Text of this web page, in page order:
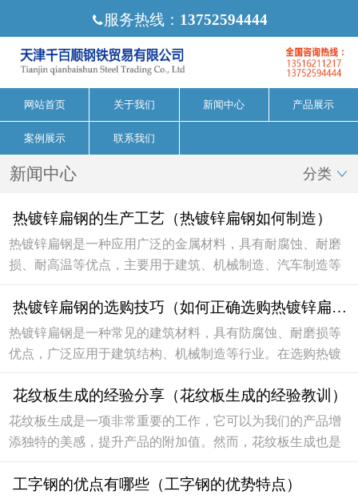
服务热线： 13752594444
网站首页 关于我们 新闻中心 产品展示
案例展示 联系我们
新闻中心 分类 
热镀锌扁钢的生产工艺（热镀锌扁钢如何制造）
热镀锌扁钢是一种应用广泛的金属材料，具有耐腐蚀、耐磨
损、耐高温等优点，主要用于建筑、机械制造、汽车制造等
介绍一下热镀锌扁钢的生产工艺。1. 原料准备生产...
热镀锌扁钢的选购技巧（如何正确选购热镀锌扁钢）
热镀锌扁钢是一种常见的建筑材料，具有防腐蚀、耐磨损等
优点，广泛应用于建筑结构、机械制造等行业。在选购热镀
质产品。1. 规格尺寸首先要根据实际需求选择适合...
花纹板生成的经验分享（花纹板生成的经验教训）
花纹板生成是一项非常重要的工作，它可以为我们的产品增
添独特的美感，提升产品的附加值。然而，花纹板生成也是
题。下面我将分享一些我在花纹板生成过程中的经验...
工字钢的优点有哪些（工字钢的优势特点）